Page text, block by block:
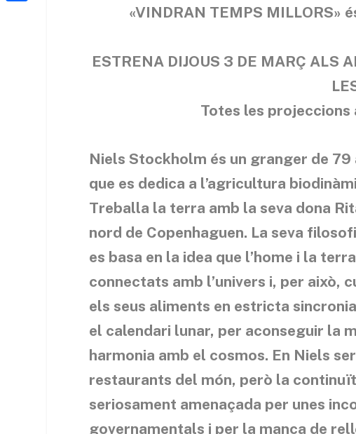
«VINDRAN TEMPS MILLORS»
ESTRENA DIJOUS 3 DE MARÇ ALS
Totes les projeccions
Niels Stockholm és un granger de 79
que es dedica a l’agricultura
Treballa la terra amb la seva dona
nord de Copenhaguen. La seva
es basa en la idea que l’home i la
connectats amb l’univers i, per això,
els seus aliments en estricta
el calendari lunar, per aconseguir la
harmonia amb el cosmos. En Niels
restaurants del món, però la
seriosament amenaçada per unes
governamentals i per la manca de
h